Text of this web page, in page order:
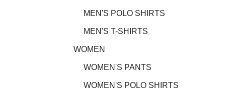
MEN'S POLO SHIRTS
MEN'S T-SHIRTS
WOMEN
WOMEN'S PANTS
WOMEN'S POLO SHIRTS